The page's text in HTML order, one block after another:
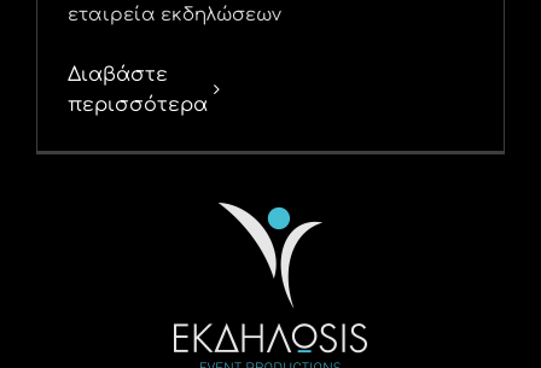
εταιρεία εκδηλώσεων
Διαβάστε
περισσότερα